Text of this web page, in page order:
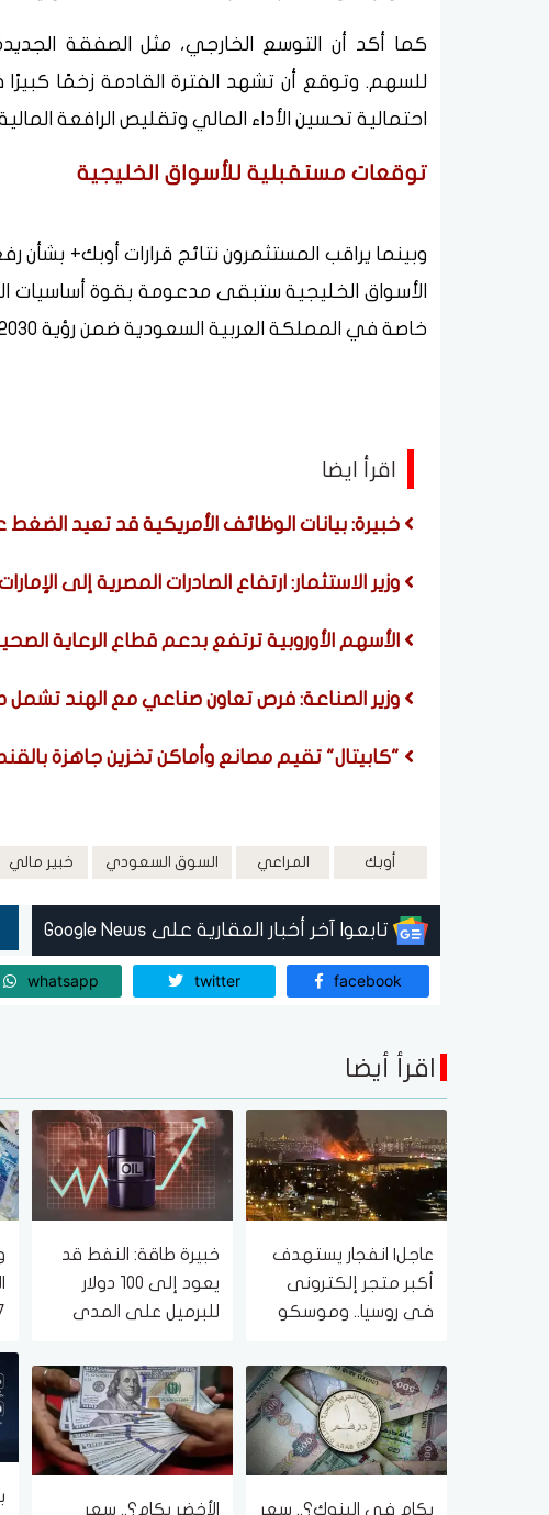
كما أكد أن التوسع الخارجي، مثل الصفقة
للسهم. وتوقع أن تشهد الفترة القادمة زخمًا
احتمالية تحسين الأداء المالي وتقليص الرافعة
توقعات مستقبلية للأسواق الخليجية
وبينما يراقب المستثمرون نتائج قرارات أوبك+ بشأن
الأسواق الخليجية ستبقى مدعومة بقوة أساسيات
خاصة في المملكة العربية السعودية ضمن رؤية 2030.
اقرأ ايضا
خبيرة: بيانات الوظائف الأمريكية قد تعيد الضغط
وزير الاستثمار: ارتفاع الصادرات المصرية إلى الإمارات إلى 6.99
الأسهم الأوروبية ترتفع بدعم قطاع الرعاية
وزير الصناعة: فرص تعاون صناعي مع الهند تشمل
"كابيتال" تقيم مصانع وأماكن تخزين جاهزة بالقنطرة غرب
أوبك المراعي السوق السعودي خبير مالي
تابعوا آخر أخبار العقارية على Google News
facebook
twitter
whatsapp
اقرأ أيضا
عاجل| انفجار يستهدف
أكبر متجر إلكترونى
فى روسيا.. وموسكو
خبيرة طاقة: النفط قد
يعود إلى 100 دولار
للبرميل على المدى
بكام في البنوك؟.. سعر الأخضر بكام؟.. سعر